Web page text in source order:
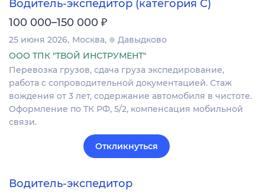
Водитель-экспедитор (категория C)
100 000–150 000 ₽
25 июня 2026 Москва
Давыдково
ООО ТПК "ТВОЙ ИНСТРУМЕНТ"
Перевозка грузов, сдача груза экспедирование,
работа с сопроводительной документацией. Стаж
вождения от 3 лет, содержание автомобиля в чистоте.
Оформление по ТК РФ, 5/2, компенсация мобильной
связи.
Откликнуться
Водитель-экспедитор